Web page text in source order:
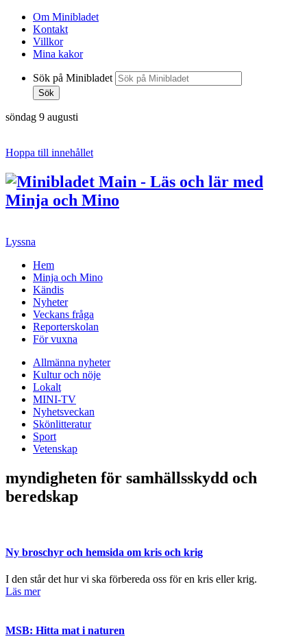
Om Minibladet
Kontakt
Villkor
Mina kakor
Sök på Minibladet
Sök
söndag 9 augusti
Hoppa till innehållet
Lyssna
Hem
Minja och Mino
Kändis
Nyheter
Veckans fråga
Reporterskolan
För vuxna
Allmänna nyheter
Kultur och nöje
Lokalt
MINI-TV
Nyhetsveckan
Skönlitteratur
Sport
Vetenskap
myndigheten för samhällsskydd och
beredskap
Ny broschyr och hemsida om kris och krig
I den står det hur vi ska förbereda oss för en kris eller krig.
Läs mer
MSB: Hitta mat i naturen